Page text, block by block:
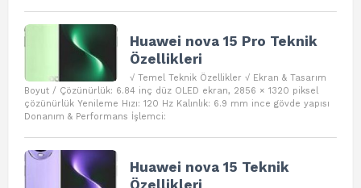
Huawei nova 15 Pro Teknik
Özellikleri
√ Temel Teknik Özellikler √ Ekran & Tasarım
Boyut / Çözünürlük: 6.84 inç düz OLED ekran, 2856 × 1320 piksel
çözünürlük Yenileme Hızı: 120 Hz Kalınlık: 6.9 mm ince gövde yapısı
Donanım & Performans İşlemci:
Huawei nova 15 Teknik
Özellikleri